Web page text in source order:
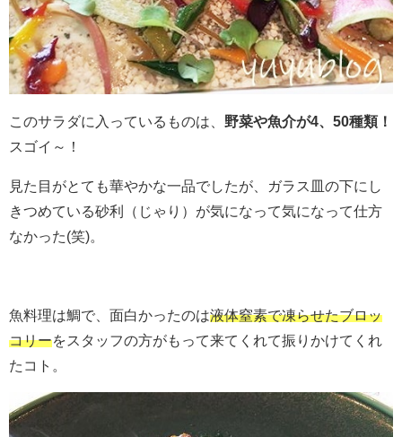
このサラダに入っているものは、 野菜や魚介が4、50種類！
スゴイ～！
見た目がとても華やかな一品でしたが、ガラス皿の下にし
きつめている砂利（じゃり）が気になって気になって仕方
なかった(笑)。
魚料理は鯛で、面白かったのは液体窒素で凍らせたブロッ
コリーをスタッフの方がもって来てくれて振りかけてくれ
たコト。